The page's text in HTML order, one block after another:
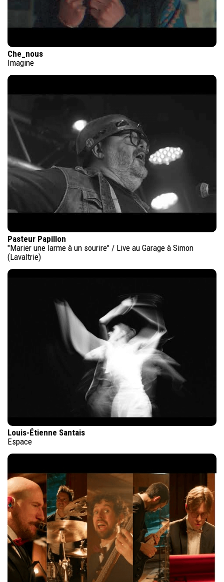
Che_nous
Imagine
Pasteur Papillon
"Marier une larme à un sourire" / Live au Garage à Simon
(Lavaltrie)
Louis-Étienne Santais
Espace